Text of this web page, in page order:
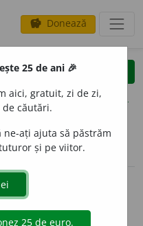
savings Donează
clear
opțiuni
25 de ani 🎉
aici, gratuit, zi de zi,
căutări.
ne-ați ajuta să păstrăm
și pe viitor.